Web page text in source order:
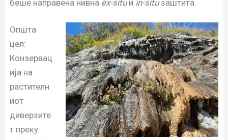
беше направена нивна ex-situи in-situзаштита.
Општа
цел:
Конзервац
ија на
растителн
иот
диверзите
т преку